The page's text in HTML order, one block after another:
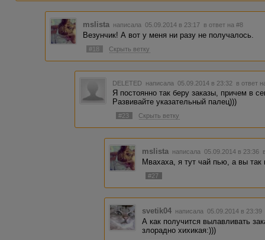
mslista написала 05.09.2014 в 23:17 в ответ на #8
Везунчик! А вот у меня ни разу не получалось.
#18 Скрыть ветку
DELETED написала 05.09.2014 в 23:32 в ответ
Я постоянно так беру заказы, причем в
Развивайте указательный палец)))
#23 Скрыть ветку
mslista написала 05.09.2014 в 23:36
Мвахаха, я тут чай пью, а вы так
#27
svetik04 написала 05.09.2014 в
А как получится вылавливать
злорадно хихикая:)))